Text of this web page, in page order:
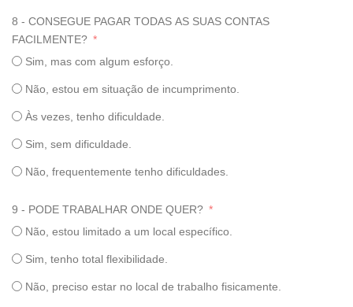
8 - CONSEGUE PAGAR TODAS AS SUAS CONTAS
FACILMENTE?
Sim, mas com algum esforço.
Não, estou em situação de incumprimento.
Às vezes, tenho dificuldade.
Sim, sem dificuldade.
Não, frequentemente tenho dificuldades.
9 - PODE TRABALHAR ONDE QUER?
Não, estou limitado a um local específico.
Sim, tenho total flexibilidade.
Não, preciso estar no local de trabalho fisicamente.